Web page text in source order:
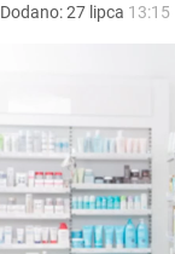
Dodano:27 lipca 13:15